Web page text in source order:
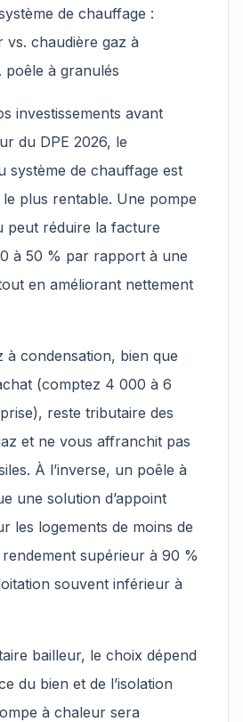
de chauffage :
vs. chaudière gaz à
poêle à granulés
investissements avant
du DPE 2026, le
système de chauffage est
plus rentable. Une pompe
peut réduire la facture
à 50 % par rapport à une
en améliorant nettement
à condensation, bien que
(comptez 4 000 à 6
reste tributaire des
et ne vous affranchit pas
À l’inverse, un poêle à
une solution d’appoint
les logements de moins de
supérieur à 90 %
souvent inférieur à
bailleur, le choix dépend
du bien et de l’isolation
à chaleur sera